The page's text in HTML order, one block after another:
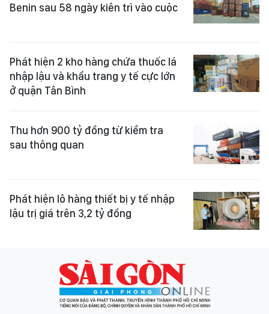
Benin sau 58 ngày kiên trì vào cuộc
Phát hiện 2 kho hàng chứa thuốc lá
nhập lậu và khẩu trang y tế cực lớn
ở quận Tân Bình
Thu hơn 900 tỷ đồng từ kiểm tra
sau thông quan
Phát hiện lô hàng thiết bị y tế nhập
lậu trị giá trên 3,2 tỷ đồng